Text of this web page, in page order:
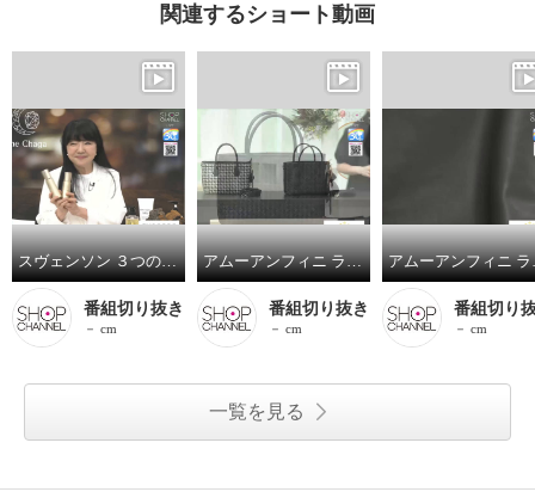
関連するショート動画
スヴェンソン ３つの有効成分配合 育毛、薄毛、脱毛の予防！ ザ・チャーガ薬用育毛剤 ２本スペシャルセット
番組切り抜き
－ cm
アムーアンフィニ ラムスキンメッシュ ２ウェイトートバッグ
番組切り抜き
－ cm
アムー
番組切り
－ cm
一覧を見る